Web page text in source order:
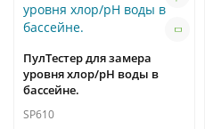
ПулТестер для замера
уровня хлор/pH воды в
бассейне.
SP610